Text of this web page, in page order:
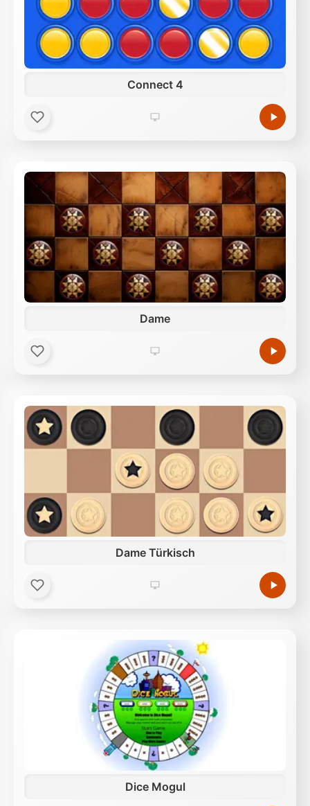
Connect 4
Dame
Dame Türkisch
Dice Mogul